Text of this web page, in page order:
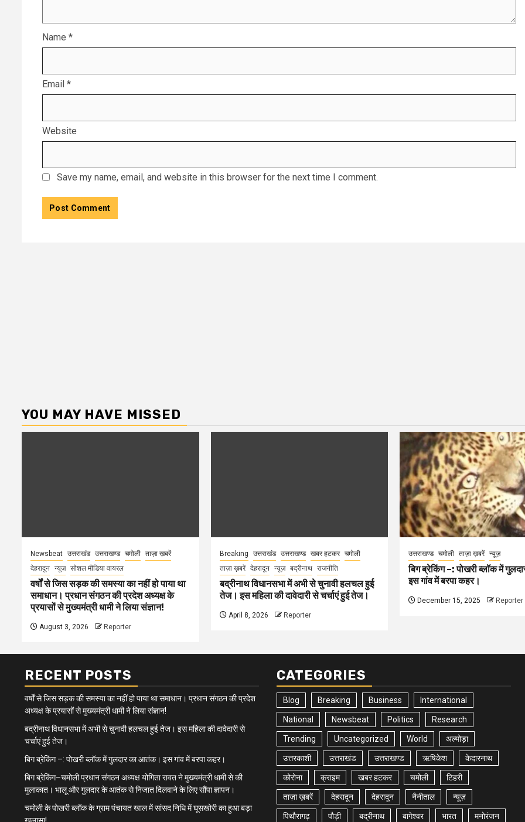
Name *
Email *
Website
Save my name, email, and website in this browser for the next time I comment.
YOU MAY HAVE MISSED
Newsbeat उत्तराखंड उत्तराखण्ड चमोली ताज़ा ख़बरें
देहरादून न्यूज़ सोशल मीडिया वायरल
वर्षों से जिस सड़क की समस्या का नहीं हो पाया था
समाधान। प्रधान संगठन की प्रदेश अध्यक्ष के
प्रयासों से मुख्यमंत्री धामी ने लिया संज्ञान!
August 3, 2026 Reporter
Breaking उत्तराखंड उत्तराखण्ड खबर हटकर
चमोली
ताज़ा ख़बरें
देहरादून न्यूज़ बद्रीनाथ राजनीति
बद्रीनाथ विधानसभा में अभी से चुनावी हलचल हुई
तेज। इस महिला की दावेदारी से चर्चाएं हुई तेज।
April 8, 2026 Reporter
उत्तराखण्ड चमोली ताज़ा ख़बरें न्यूज़
बिग ब्रेकिंग –: पोखरी ब्लॉक में
इस गांव में बरपा कहर।
December 15, 2025 Reporter
RECENT POSTS
वर्षों से जिस सड़क की समस्या का नहीं हो पाया था समाधान। प्रधान संगठन की प्रदेश
अध्यक्ष के प्रयासों से मुख्यमंत्री धामी ने लिया संज्ञान!
बद्रीनाथ विधानसभा में अभी से चुनावी हलचल हुई तेज। इस महिला की दावेदारी से
चर्चाएं हुई तेज।
बिग ब्रेकिंग –: पोखरी ब्लॉक में गुलदार का आतंक। इस गांव में बरपा कहर।
बिग ब्रेकिंग–चमोली प्रधान संगठन अध्यक्ष योगिता रावत ने मुख्यमंत्री धामी से की
मुलाकात। भालू और गुलदार के आतंक से निजात दिलवाने के लिए सौंपा ज्ञापन।
चमोली के पोखरी ब्लॉक के ग्राम पंचायत खाल में सांसद निधि में घूसखोरी का हुआ बड़ा
CATEGORIES
Blog Breaking Business International
National Newsbeat Politics Research
Trending Uncategorized World अल्मोड़ा
उत्तरकाशी उत्तराखंड उत्तराखण्ड ऋषिकेश केदारनाथ
कोरोना क्राइम खबर हटकर चमोली टिहरी
ताज़ा ख़बरें देहरादून देहरादून नैनीताल न्यूज़
पिथौरागढ़ पौड़ी बद्रीनाथ बागेश्वर भारत मनोरंजन